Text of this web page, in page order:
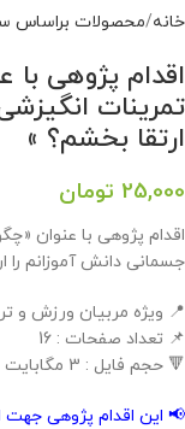
خانه محصولات براساس
اقدام پژوهی با
تمرینات
ارتقا بخشم؟ »
25,000 تومان
اقدام پژوهی با عنوان
جسمانی دانش آموزانم را
📍 ویژه مربیان ورزش و
📌 تعداد صفحات : 16
🔻 حجم فایل : 3 مگابایت
📢 این اقدام پژوهی جهت